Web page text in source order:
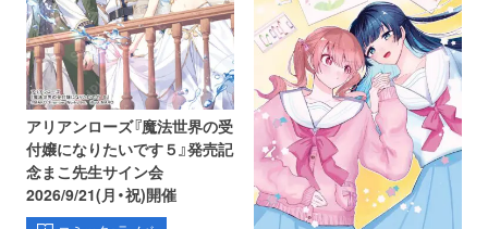
アリアンローズ『魔法世界の受
付嬢になりたいです５』発売記
念まこ先生サイン会
2026/9/21(月・祝)開催